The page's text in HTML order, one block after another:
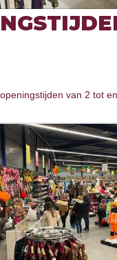
van 2 tot